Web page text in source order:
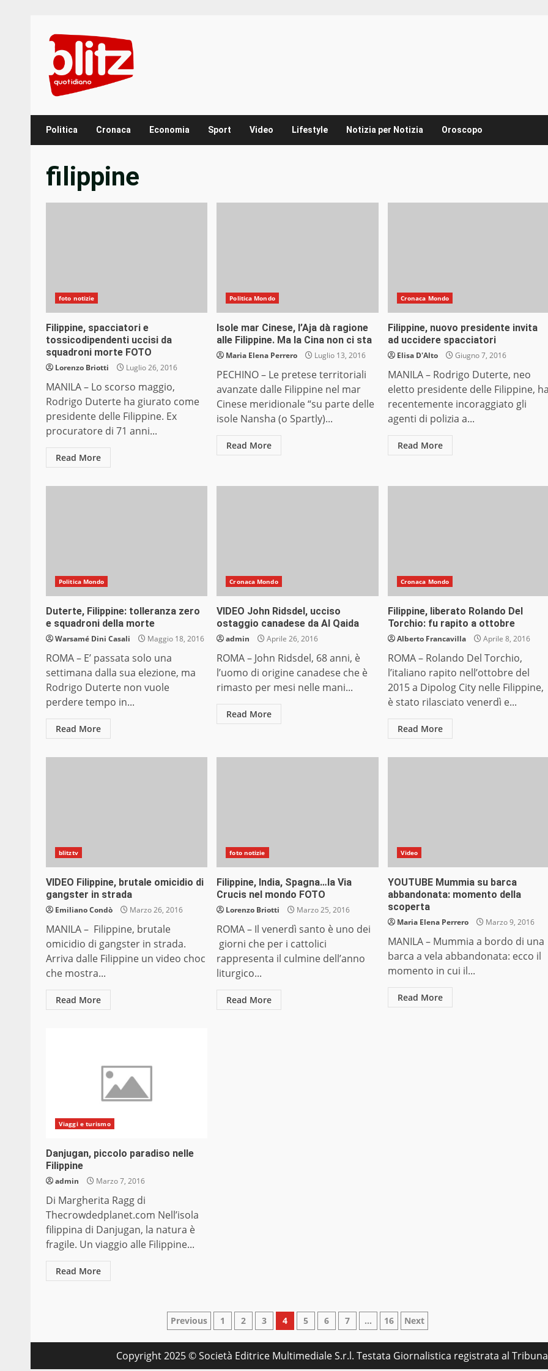
content
Politica Cronaca Economia Sport Video Lifestyle Notizia per Notizia Oroscopo
filippine
foto notizie
Filippine, spacciatori e
tossicodipendenti uccisi da
squadroni morte FOTO
Lorenzo Briotti Luglio 26, 2016
MANILA – Lo scorso maggio,
Rodrigo Duterte ha giurato come
presidente delle Filippine. Ex
procuratore di 71 anni...
Read More
Politica Mondo
Isole mar Cinese, l’Aja dà ragione
alle Filippine. Ma la Cina non ci sta
Maria Elena Perrero Luglio 13, 2016
PECHINO – Le pretese territoriali
avanzate dalle Filippine nel mar
Cinese meridionale “su parte delle
isole Nansha (o Spartly)...
Read More
Cronaca Mondo
Filippine, nuovo presidente invita
ad uccidere spacciatori
Elisa D'Alto Giugno 7, 2016
MANILA – Rodrigo Duterte, neo
eletto presidente delle Filippine,
recentemente incoraggiato gli
agenti di polizia a...
Read More
Politica Mondo
Duterte, Filippine: tolleranza zero
e squadroni della morte
Warsamé Dini Casali Maggio 18, 2016
ROMA – E’ passata solo una
settimana dalla sua elezione, ma
Rodrigo Duterte non vuole
perdere tempo in...
Read More
Cronaca Mondo
VIDEO John Ridsdel, ucciso
ostaggio canadese da Al Qaida
admin Aprile 26, 2016
ROMA – John Ridsdel, 68 anni, è
l’uomo di origine canadese che è
rimasto per mesi nelle mani...
Read More
Cronaca Mondo
Filippine, liberato Rolando Del
Torchio: fu rapito a ottobre
Alberto Francavilla Aprile 8, 2016
ROMA – Rolando Del Torchio,
l’italiano rapito nell’ottobre del
2015 a Dipolog City nelle Filippine,
è stato rilasciato venerdì e...
Read More
blitztv
VIDEO Filippine, brutale omicidio di
gangster in strada
Emiliano Condò Marzo 26, 2016
MANILA – Filippine, brutale
omicidio di gangster in strada.
Arriva dalle Filippine un video choc
che mostra...
Read More
foto notizie
Filippine, India, Spagna…la Via
Crucis nel mondo FOTO
Lorenzo Briotti Marzo 25, 2016
ROMA – Il venerdì santo è uno dei
giorni che per i cattolici
rappresenta il culmine dell’anno
liturgico...
Read More
Video
YOUTUBE Mummia su barca
abbandonata: momento della
scoperta
Maria Elena Perrero Marzo 9, 2016
MANILA – Mummia a bordo di una
barca a vela abbandonata: ecco il
momento in cui il...
Read More
Viaggi e turismo
Danjugan, piccolo paradiso nelle
Filippine
admin Marzo 7, 2016
Di Margherita Ragg di
Thecrowdedplanet.com Nell’isola
filippina di Danjugan, la natura è
fragile. Un viaggio alle Filippine...
Read More
Paginazione
degli
Previous 1 2 3 4 5 6 7 … 16 Next
Copyright 2025 © Società Editrice Multimediale S.r.l. Testata Giornalistica registrata al